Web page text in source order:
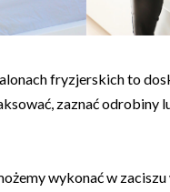
fryzjerskich to
zaznać odrobiny
wykonać w